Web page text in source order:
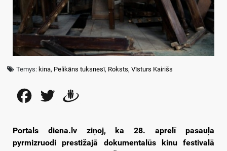
Temys: kina, Pelikāns tuksnesī, Roksts,Vīsturs Kairišs
FacebookTwitter
Portals diena.lv ziņoj, ka 28. aprelī pasauļa
pyrmizruodi prestižajā dokumentalūs kinu festivalā